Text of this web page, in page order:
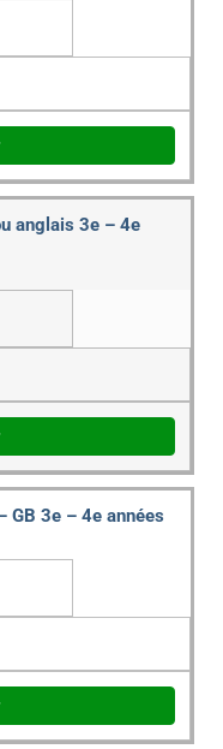
anglais 3e – 4e
GB 3e – 4e années